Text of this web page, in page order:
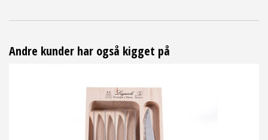
Andre kunder har også kigget på